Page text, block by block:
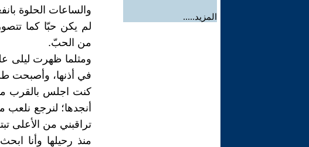
المزيد.....
والساعات الحلوة
لم يكن حبّا كما
من الحبّ.
ومثلما ظهرت ليلى
في أذنها، وأصبحت
كنت اجلس بالقرب
أنجدها؛ لنرجع
تراقبني من الأعلى
منذ رحيلها وأنا